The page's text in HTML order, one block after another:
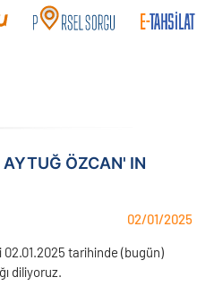
ÖZCAN' IN
02/01/2025
tarihinde (bugün)
diliyoruz.